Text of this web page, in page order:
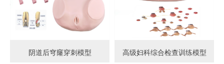
阴道后穹窿穿刺模型 高级妇科综合检查训练模型